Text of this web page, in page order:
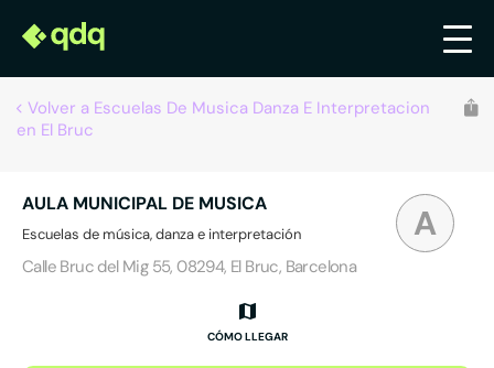
Volver a Escuelas De Musica Danza E Interpretacion
en El Bruc
A
AULA MUNICIPAL DE MUSICA
Escuelas de música, danza e interpretación
Calle Bruc del Mig 55, 08294, El Bruc, Barcelona
CÓMO LLEGAR